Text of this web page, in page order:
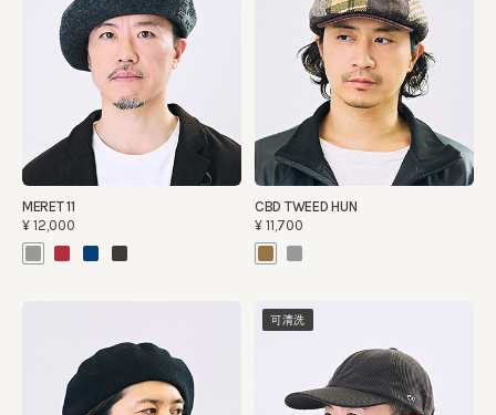
MERET 11
¥12,000
CBD TWEED HUN
¥11,700
可清洗